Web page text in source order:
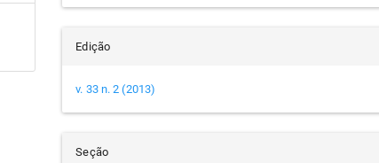
Edição
v. 33 n. 2 (2013)
Seção